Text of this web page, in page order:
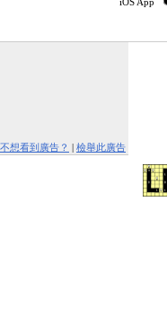
不想看到廣告？ | 檢舉此廣告